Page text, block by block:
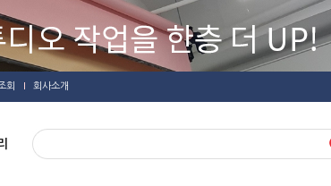
회 회사소개